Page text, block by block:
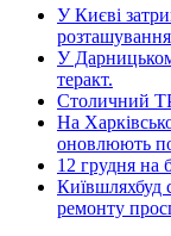
У Києві
У
теракт.
Столичний
На
оновлюють
12 грудня на
Київшляхбуд
ремонту